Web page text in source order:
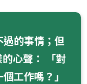
的事情；但
心聲： 「對
工作嗎？」